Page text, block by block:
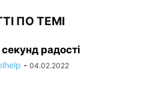
ПО ТЕМІ
радості
- 04.02.2022